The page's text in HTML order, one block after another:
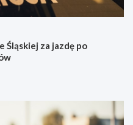
Śląskiej za jazdę po